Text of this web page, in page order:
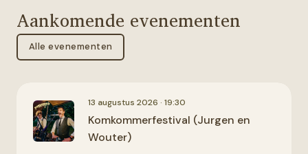
Aankomende evenementen
Alle evenementen
13 augustus 2026 · 19:30
Komkommerfestival (Jurgen en
Wouter)